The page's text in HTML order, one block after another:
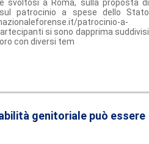
svoltosi a Roma, sulla proposta di
patrocinio a spese dello Stato
patrocinio-a-
si sono dapprima suddivisi
con diversi tem
genitoriale può essere